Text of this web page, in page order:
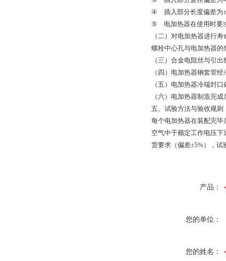
④ 插入部分长度偏差为
⑤ 电加热器在使用时要
（二）对电加热器进行
螺栓中心孔与电加热器的
（三）合金电阻丝与引
（四）电加热器钢套管
（五）电加热器冷端封
（六）电加热器制造完
五、试验方法与验收规则
每个电加热器在装配完
空气中于额定工作电压
货要求（偏差±5%），
产品：
您的单位：
您的姓名：